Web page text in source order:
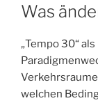
Was
„Tempo 30“
welchen